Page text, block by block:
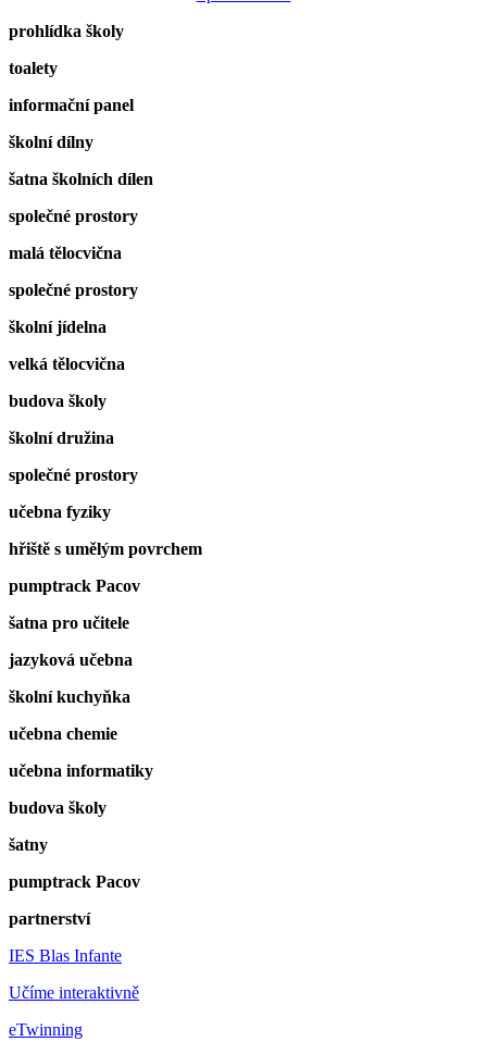
prohlídka školy
toalety
informační panel
školní dílny
šatna školních dílen
společné prostory
malá tělocvična
společné prostory
školní jídelna
velká tělocvična
budova školy
školní družina
společné prostory
učebna fyziky
hřiště s umělým povrchem
pumptrack Pacov
šatna pro učitele
jazyková učebna
školní kuchyňka
učebna chemie
učebna informatiky
budova školy
šatny
pumptrack Pacov
partnerství
IES Blas Infante
Učíme interaktivně
eTwinning